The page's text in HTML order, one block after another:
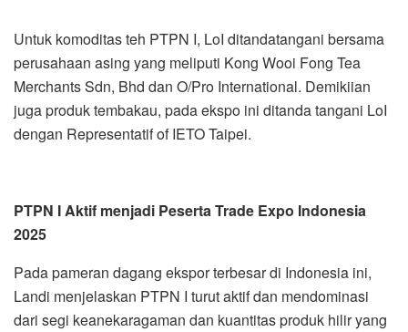
Untuk komoditas teh PTPN I, LoI ditandatangani bersama
perusahaan asing yang meliputi Kong Wooi Fong Tea
Merchants Sdn, Bhd dan O/Pro International. Demikiian
juga produk tembakau, pada ekspo ini ditanda tangani LoI
dengan Representatif of IETO Taipei.
PTPN I Aktif menjadi Peserta Trade Expo Indonesia
2025
Pada pameran dagang ekspor terbesar di Indonesia ini,
Landi menjelaskan PTPN I turut aktif dan mendominasi
dari segi keanekaragaman dan kuantitas produk hilir yang